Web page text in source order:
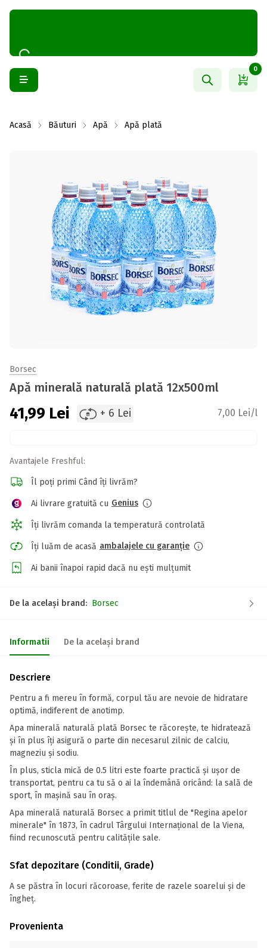
0
Acasă Băuturi Apă Apă plată
Borsec
Apă minerală naturală plată 12x500ml
41,99 Lei + 6 Lei 7,00 Lei/l
Avantajele Freshful:
Îl poți primi Când îți livrăm?
Ai livrare gratuită cu Genius
Îți livrăm comanda la temperatură controlată
Îți luăm de acasă ambalajele cu garanție
Ai banii înapoi rapid dacă nu ești mulțumit
De la același brand: Borsec
Informatii De la același brand
Descriere
Pentru a fi mereu în formă, corpul tău are nevoie de hidratare
optimă, indiferent de anotimp.
Apa minerală naturală plată Borsec te răcorește, te hidratează
și în plus îți asigură o parte din necesarul zilnic de calciu,
magneziu și sodiu.
În plus, sticla mică de 0.5 litri este foarte practică și ușor de
transportat, pentru ca tu să o ai la îndemână oricând: la sală de
sport, în mașină sau în oraș.
Apa minerală naturală Borsec a primit titlul de "Regina apelor
minerale" în 1873, în cadrul Târgului Internațional de la Viena,
fiind recunoscută pentru calitățile sale.
Sfat depozitare (Conditii, Grade)
A se păstra în locuri răcoroase, ferite de razele soarelui și de
îngheț.
Provenienta